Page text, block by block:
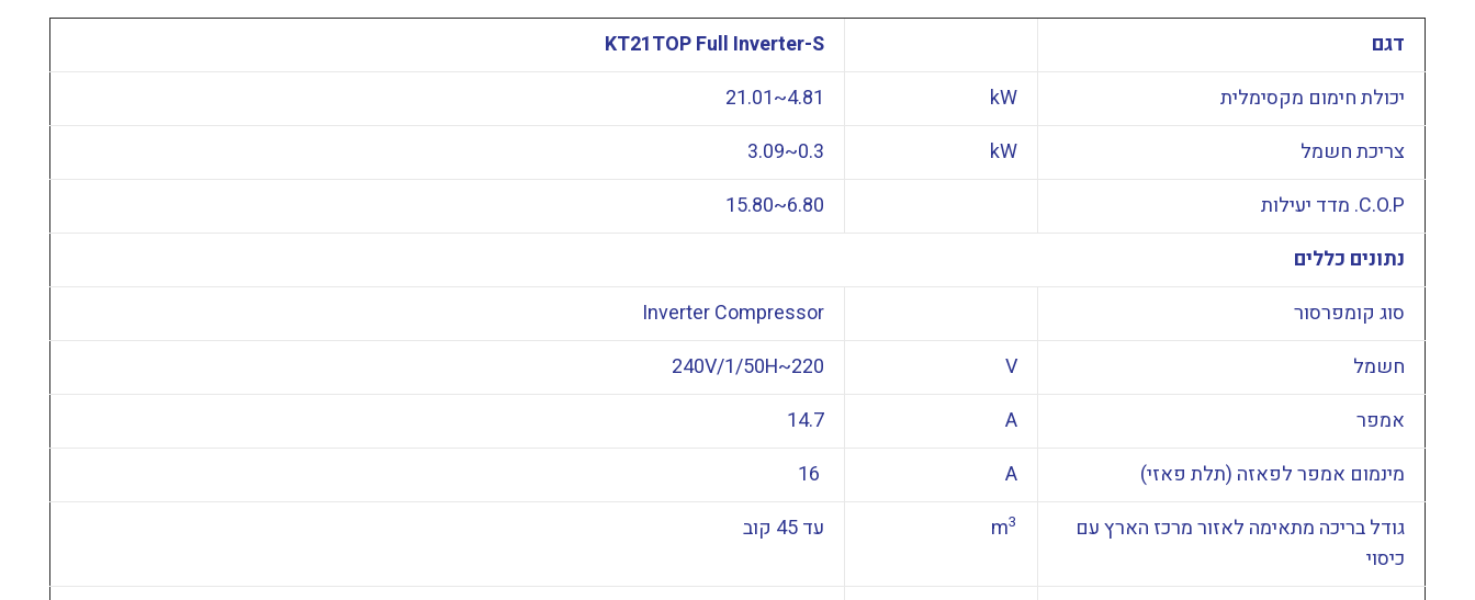
דגם
KT21TOP Full Inverter-S
יכולת חימום מקסימלית
kW
4.81~21.01
צריכת חשמל
kW
0.3~3.09
C.O.P. מדד יעילות
6.80~15.80
נתונים כללים
סוג קומפרסור
Inverter Compressor
חשמל
V
220~240V/1/50H
אמפר
A
14.7
מינמום אמפר לפאזה (תלת פאזי)
A
גודל בריכה מתאימה לאזור מרכז הארץ עם
כיסוי
m3 עד 45 קוב